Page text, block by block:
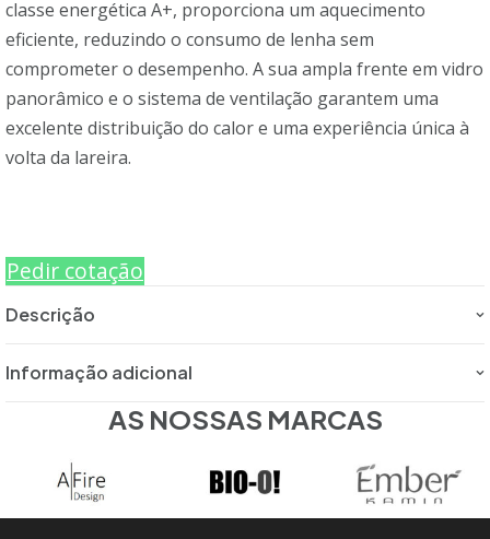
classe energética A+, proporciona um aquecimento
eficiente, reduzindo o consumo de lenha sem
comprometer o desempenho. A sua ampla frente em vidro
panorâmico e o sistema de ventilação garantem uma
excelente distribuição do calor e uma experiência única à
volta da lareira.
Pedir cotação
Descrição
Informação adicional
AS NOSSAS MARCAS